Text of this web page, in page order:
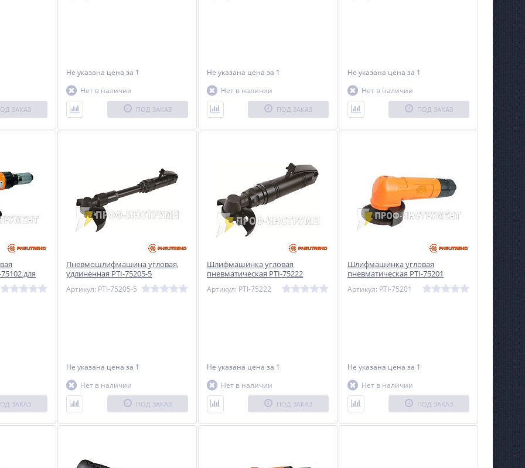
%
Сварочный полуавтомат
Циклон ВУДИ-181
19 900 руб.
Сварочный полуавтомат
Циклон ПДГ-200АВ
17 250
Ямобур-сваекрут,
манипулятор STRONG S400
Не указана цена
Мини-погрузчик Муравей
STRONG
Не указана цена
ЗАКАЗ
Не указана цена за 1
Нет в наличии
ПОД ЗАКАЗ
Не указана цена за 1
Нет в наличии
ПОД ЗАКАЗ
Не указана цена за 1
Нет в наличии
ПОД ЗАКАЗ
для
ЗАКАЗ
Пневмошлифмашина угловая,
удлиненная PTI-75205-5
Артикул: PTI-75205-5
Не указана цена за 1
Нет в наличии
ПОД ЗАКАЗ
Шлифмашинка угловая
пневматическая PTI-75222
Артикул: PTI-75222
Не указана цена за 1
Нет в наличии
ПОД ЗАКАЗ
Шлифмашинка угловая
пневматическая PTI-75201
Артикул: PTI-75201
Не указана цена за 1
Нет в наличии
ПОД ЗАКАЗ